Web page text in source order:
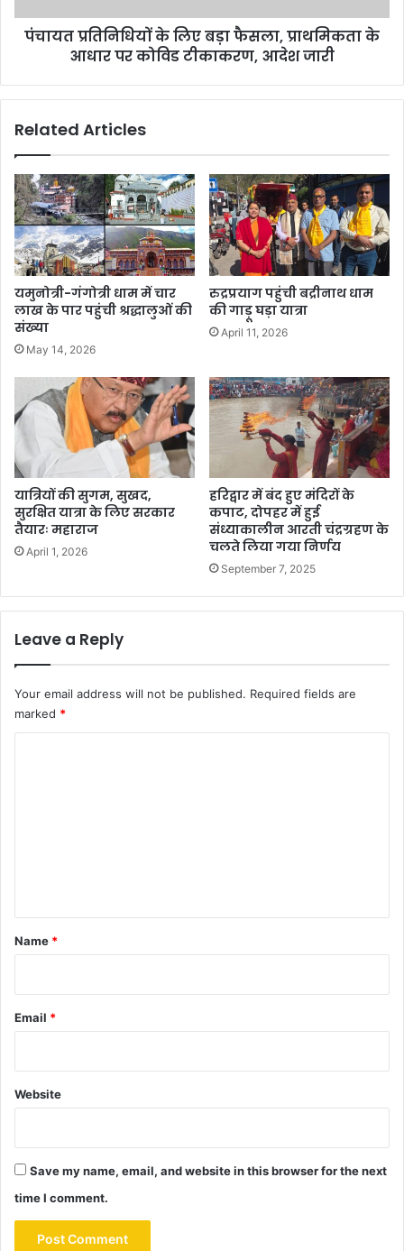
,
ल्द
र
हों
गे
दो
को
वि
ड
हॉ
स्पि
ट
ल
यों
फै
,
प्रा
थ
मि
क
के
आ
र
प
को
वि
ड
टी
का
क
र
ण
जा
पंचायत प्रतिनिधियों के लिए बड़ा फैसला, प्राथमिकता के
आधार पर कोविड टीकाकरण, आदेश जारी
Related Articles
यमुनोत्री-गंगोत्री धाम में चार
लाख के पार पहुंची श्रद्धालुओं की
संख्या
May 14, 2026
रुद्रप्रयाग पहुंची बद्रीनाथ धाम
की गाड़ू घड़ा यात्रा
April 11, 2026
यात्रियों की सुगम, सुखद,
सुरक्षित यात्रा के लिए सरकार
तैयारः महाराज
April 1, 2026
हरिद्वार में बंद हुए मंदिरों के
कपाट, दोपहर में हुई
संध्याकालीन आरती चंद्रग्रहण के
चलते लिया गया निर्णय
September 7, 2025
Leave a Reply
Your email address will not be published. Required fields are
marked *
*
Name *
Email *
Website
Save my name, email, and website in this browser for the next
time I comment.